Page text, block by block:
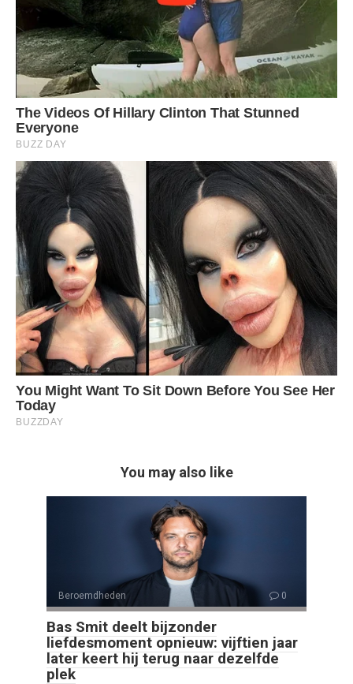
You may also like
Beroemdheden 0
Bas Smit deelt bijzonder
liefdesmoment opnieuw: vijftien jaar
later keert hij terug naar dezelfde
plek